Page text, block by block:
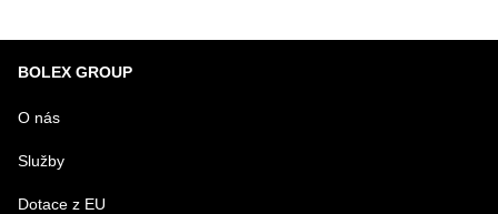
BOLEX GROUP
O nás
Služby
Dotace z EU